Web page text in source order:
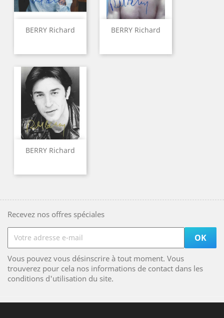
BERRY Richard BERRY Richard
BERRY Richard
Recevez nos offres spéciales
Vous pouvez vous désinscrire à tout moment. Vous
trouverez pour cela nos informations de contact dans les
conditions d'utilisation du site.